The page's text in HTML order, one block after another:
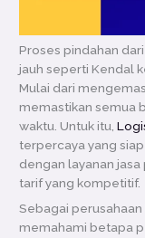
Proses pindahan
jauh seperti Kendal
Mulai dari
memastikan semua
waktu. Untuk itu,
terpercaya yang
dengan layanan
tarif yang kompetitif.
Sebagai
memahami betapa